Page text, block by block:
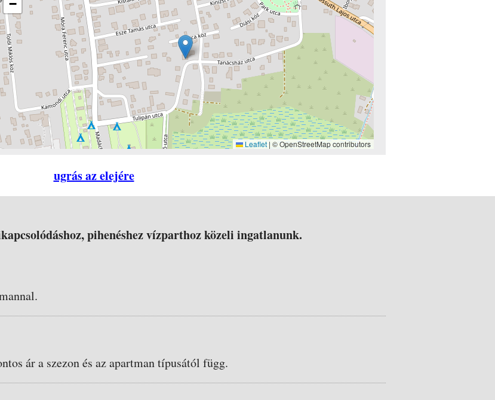
−
Leaflet | © OpenStreetMap contributors
ugrás az elejére
pihenéshez vízparthoz közeli ingatlanunk.
ár a szezon és az apartman típusától függ.